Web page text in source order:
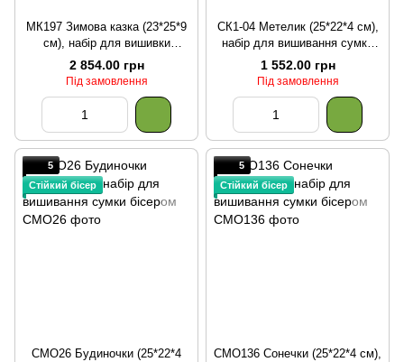
МК197 Зимова казка (23*25*9
см), набір для вишивки
бісером сумки з сірої екошкіри
2 854.00 грн
Під замовлення
СК1-04 Метелик (25*22*4 см),
набір для вишивання сумки
бісером
1 552.00 грн
Під замовлення
5
Стійкий бісер
СМО26 Будиночки (25*22*4
5
Стійкий бісер
СМО136 Сонечки (25*22*4 см),